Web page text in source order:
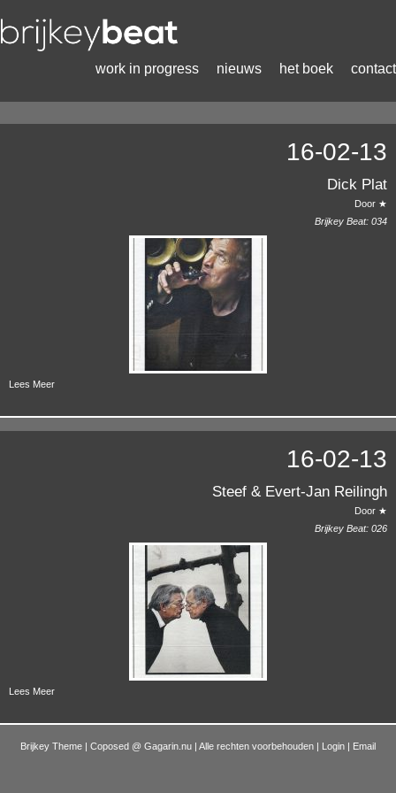
contact
het boek
nieuws
work in progress
16-02-13
Dick Plat
Door ★
Brijkey Beat: 034
Lees Meer
16-02-13
Steef & Evert-Jan Reilingh
Door ★
Brijkey Beat: 026
Lees Meer
Brijkey Theme | Coposed @ Gagarin.nu | Alle rechten voorbehouden | Login | Email